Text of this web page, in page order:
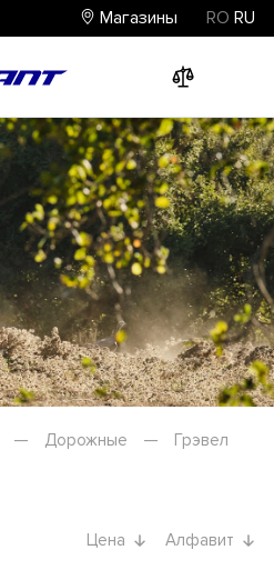
Магазины RO RU
— Дорожные — Грэвел
Цена Алфавит